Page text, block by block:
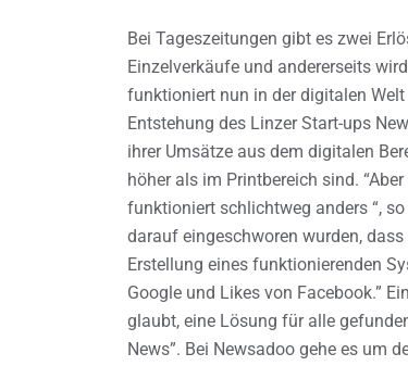
Bei Tageszeitungen gibt es zwei
Einzelverkäufe und andererseits
funktioniert nun in der digitalen
Entstehung des Linzer Start-ups
ihrer Umsätze aus dem digitalen
höher als im Printbereich sind.
funktioniert schlichtweg anders “,
darauf eingeschworen wurden,
Erstellung eines funktionierenden
Google und Likes von Facebook.”
glaubt, eine Lösung für alle
News”. Bei Newsadoo gehe es um